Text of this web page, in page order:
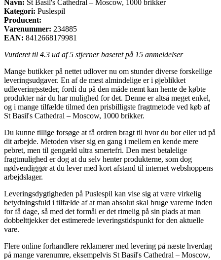
Navn: St Basil's Cathedral – Moscow, 1000 brikker
Kategori: Puslespil
Producent:
Varenummer: 234885
EAN: 8412668179981
Vurderet til 4.3 ud af 5 stjerner baseret på 15 anmeldelser
Mange butikker på nettet udlover nu om stunder diverse forskellige
leveringsudgaver. En af de mest almindelige er i øjeblikket
udleveringssteder, fordi du på den måde nemt kan hente de købte
produkter når du har mulighed for det. Denne er altså meget enkel,
og i mange tilfælde tilmed den prisbilligste fragtmetode ved køb af
St Basil's Cathedral – Moscow, 1000 brikker.
Du kunne tillige forsøge at få ordren bragt til hvor du bor eller ud på
dit arbejde. Metoden viser sig en gang i mellem en kende mere
pebret, men til gengæld ultra smertefri. Den mest betalelige
fragtmulighed er dog at du selv henter produkterne, som dog
nødvendiggør at du lever med kort afstand til internet webshoppens
arbejdslager.
Leveringsdygtigheden på Puslespil kan vise sig at være virkelig
betydningsfuld i tilfælde af at man absolut skal bruge varerne inden
for få dage, så med det formål er det rimelig på sin plads at man
dobbelttjekker det estimerede leveringstidspunkt for den aktuelle
vare.
Flere online forhandlere reklamerer med levering på næste hverdag
på mange varenumre, eksempelvis St Basil's Cathedral – Moscow,